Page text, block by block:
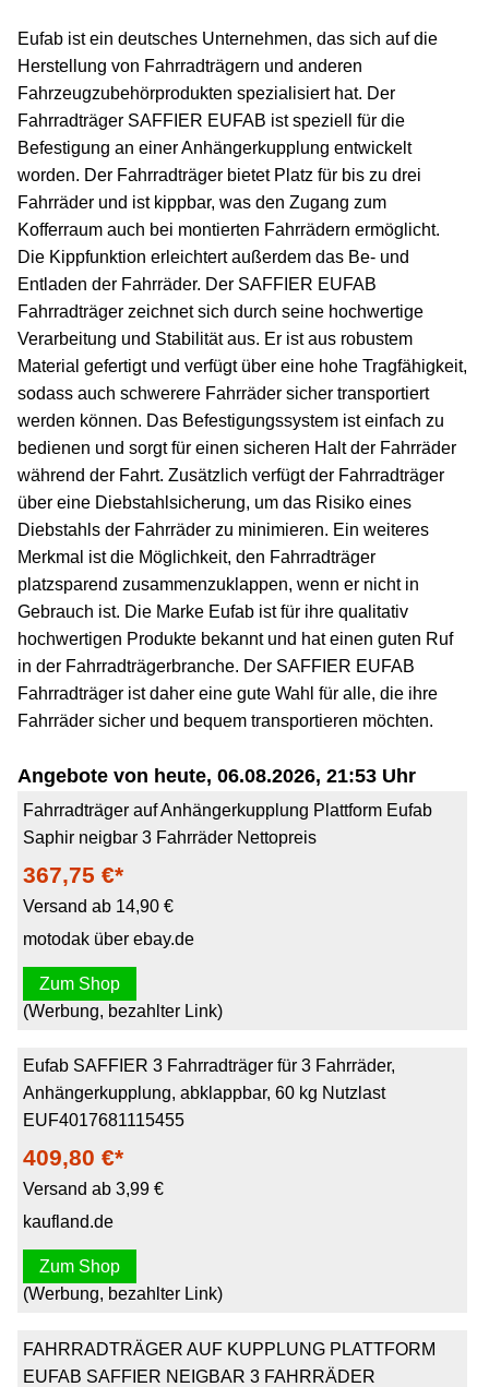
Eufab ist ein deutsches Unternehmen, das sich auf die
Herstellung von Fahrradträgern und anderen
Fahrzeugzubehörprodukten spezialisiert hat. Der
Fahrradträger SAFFIER EUFAB ist speziell für die
Befestigung an einer Anhängerkupplung entwickelt
worden. Der Fahrradträger bietet Platz für bis zu drei
Fahrräder und ist kippbar, was den Zugang zum
Kofferraum auch bei montierten Fahrrädern ermöglicht.
Die Kippfunktion erleichtert außerdem das Be- und
Entladen der Fahrräder. Der SAFFIER EUFAB
Fahrradträger zeichnet sich durch seine hochwertige
Verarbeitung und Stabilität aus. Er ist aus robustem
Material gefertigt und verfügt über eine hohe Tragfähigkeit,
sodass auch schwerere Fahrräder sicher transportiert
werden können. Das Befestigungssystem ist einfach zu
bedienen und sorgt für einen sicheren Halt der Fahrräder
während der Fahrt. Zusätzlich verfügt der Fahrradträger
über eine Diebstahlsicherung, um das Risiko eines
Diebstahls der Fahrräder zu minimieren. Ein weiteres
Merkmal ist die Möglichkeit, den Fahrradträger
platzsparend zusammenzuklappen, wenn er nicht in
Gebrauch ist. Die Marke Eufab ist für ihre qualitativ
hochwertigen Produkte bekannt und hat einen guten Ruf
in der Fahrradträgerbranche. Der SAFFIER EUFAB
Fahrradträger ist daher eine gute Wahl für alle, die ihre
Fahrräder sicher und bequem transportieren möchten.
Angebote von heute, 06.08.2026, 21:53 Uhr
Fahrradträger auf Anhängerkupplung Plattform Eufab
Saphir neigbar 3 Fahrräder Nettopreis
367,75 €*
Versand ab 14,90 €
motodak über ebay.de
Zum Shop
(Werbung, bezahlter Link)
Eufab SAFFIER 3 Fahrradträger für 3 Fahrräder,
Anhängerkupplung, abklappbar, 60 kg Nutzlast
EUF4017681115455
409,80 €*
Versand ab 3,99 €
kaufland.de
Zum Shop
(Werbung, bezahlter Link)
FAHRRADTRÄGER AUF KUPPLUNG PLATTFORM
EUFAB SAFFIER NEIGBAR 3 FAHRRÄDER